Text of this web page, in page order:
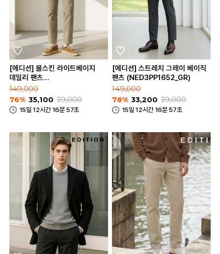
[에디션] 몰스킨 라이트베이지
데일리 팬츠
(NED3PP1651_LBE)
149,000
76% 35,100 39,000
15일 12시간 16분 57초
[에디션] 스트레치 그레이 베이직
팬츠 (NED3PP1652_GR)
149,000
78% 33,200 39,000
15일 12시간 16분 57초